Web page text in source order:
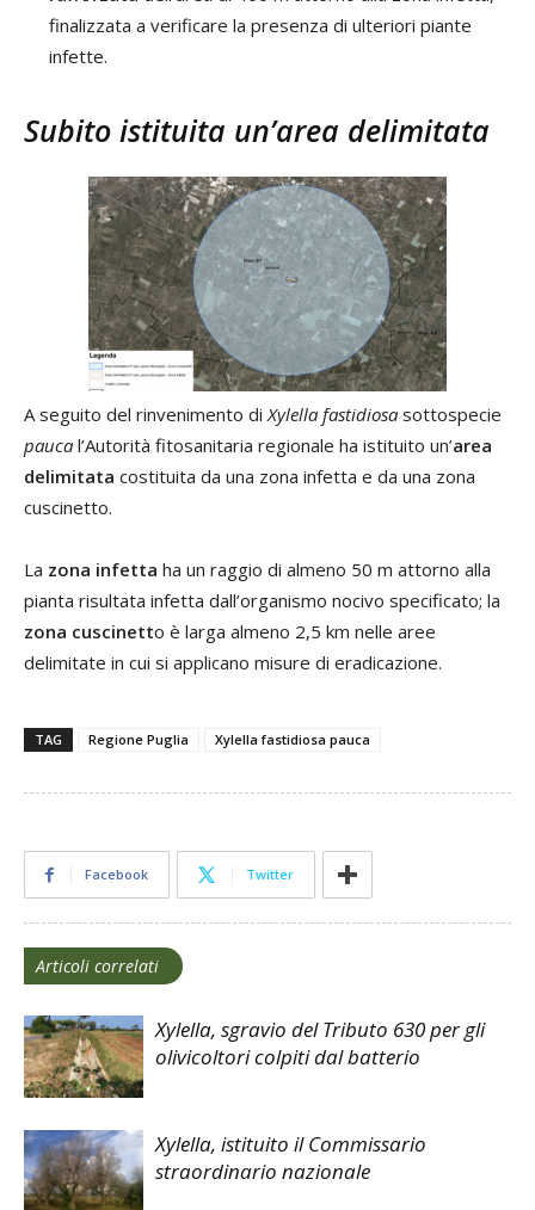
finalizzata a verificare la presenza di ulteriori piante
infette.
Subito istituita un’area delimitata
A seguito del rinvenimento di Xylella fastidiosa sottospecie
pauca l’Autorità fitosanitaria regionale ha istituito un’area
delimitata costituita da una zona infetta e da una zona
cuscinetto.
La zona infetta ha un raggio di almeno 50 m attorno alla
pianta risultata infetta dall’organismo nocivo specificato; la
zona cuscinetto è larga almeno 2,5 km nelle aree
delimitate in cui si applicano misure di eradicazione.
TAG Regione Puglia Xylella fastidiosa pauca
Facebook Twitter
Articoli correlati
Xylella, sgravio del Tributo 630 per gli
olivicoltori colpiti dal batterio
Xylella, istituito il Commissario
straordinario nazionale